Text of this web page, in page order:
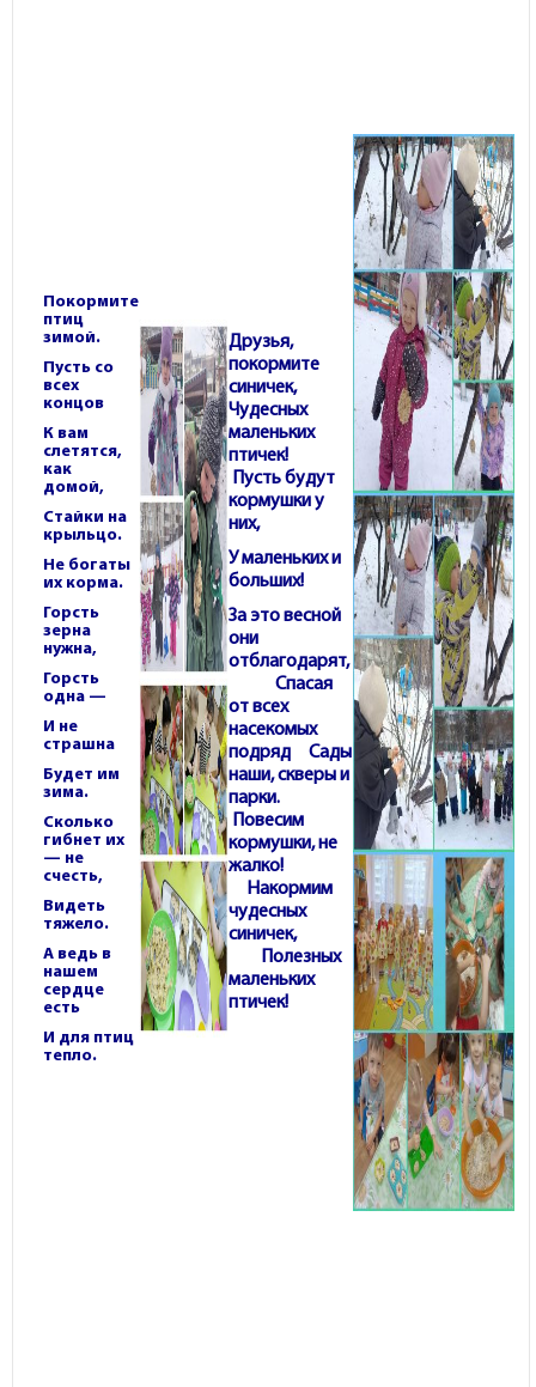
Покормите
птиц
зимой.
Пусть со
всех
концов
К вам
слетятся,
как
домой,
Стайки на
крыльцо.
Не богаты
их корма.
Горсть
зерна
нужна,
Горсть
одна —
И не
страшна
Будет им
зима.
Сколько
гибнет их
— не
счесть,
Видеть
тяжело.
А ведь в
нашем
сердце
есть
И для птиц
тепло.
Друзья,
покормите
синичек,
Чудесных
маленьких
птичек!
Пусть будут
кормушки у
них,
У маленьких и
больших!
За это весной
они
отблагодарят,
Спасая
от всех
насекомых
подряд Сады
наши, скверы и
парки.
Повесим
кормушки, не
жалко!
Накормим
чудесных
синичек,
Полезных
маленьких
птичек!